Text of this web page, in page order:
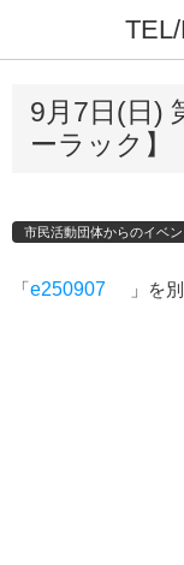
コンテンツに移動
9月7日(日)
ーラック】
市民活動団体からのイベン
「e250907 」を